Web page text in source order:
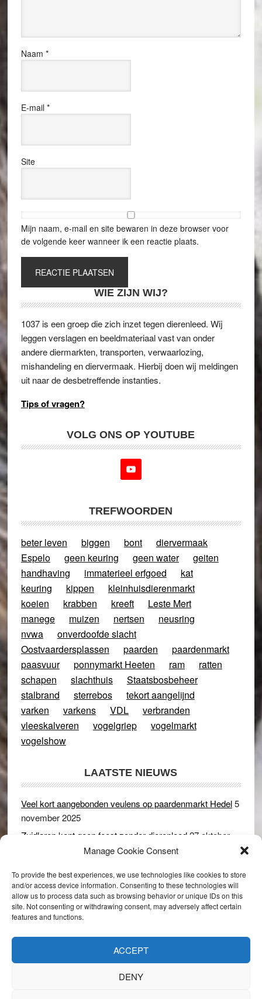
Manage Cookie Consent
To provide the best experiences, we use technologies like cookies to store
and/or access device information. Consenting to these technologies will
allow us to process data such as browsing behavior or unique IDs on this
site. Not consenting or withdrawing consent, may adversely affect certain
features and functions.
ACCEPT
DENY
Naam *
E-mail *
Site
Mijn naam, e-mail en site bewaren in deze browser voor
de volgende keer wanneer ik een reactie plaats.
WIE ZIJN WIJ?
1037 is een groep die zich inzet tegen dierenleed. Wij
leggen verslagen en beeldmateriaal vast van onder
andere diermarkten, transporten, verwaarlozing,
mishandeling en diervermaak. Hierbij doen wij meldingen
uit naar de desbetreffende instanties.
Tips of vragen?
VOLG ONS OP YOUTUBE
TREFWOORDEN
beter leven biggen bont
diervermaak
Espelo
geen keuring geen water
geiten
handhaving
immaterieel erfgoed
kat
keuring
kippen
kleinhuisdierenmarkt
koeien
krabben kreeft
Leste Mert
manege
muizen nertsen
neusring
nvwa
onverdoofde slacht
Oostvaardersplassen
paarden
paardenmarkt
paasvuur
ponnymarkt Heeten ram
ratten
schapen
slachthuis
Staatsbosbeheer
stalbrand
sterrebos
tekort aangelijnd
varken
varkens VDL
verbranden
vleeskalveren
vogelgriep
vogelmarkt
vogelshow
LAATSTE NIEUWS
Veel kort aangebonden veulens op paardenmarkt Hedel5
november 2025
Zuidlaren kent geen feest zonder dierenleed27 oktober
Rijswijk (Gld) 2 december 2024
Dikbillen sieren de troon op schaamteloos Leste Merte in
Druten 8 november 2024